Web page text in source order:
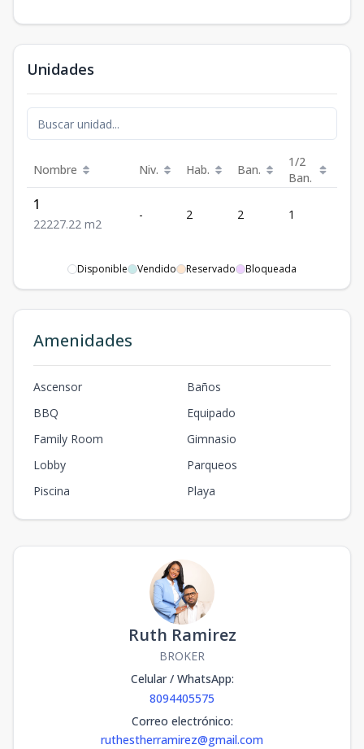
Unidades
Nombre Niv. Hab. Ban.
1/2
Ban.
1
22227.22 m2
- 2 2 1
Disponible Vendido Reservado Bloqueada
Amenidades
Ascensor
Baños
BBQ
Equipado
Family Room
Gimnasio
Lobby
Parqueos
Piscina
Playa
Ruth Ramirez
BROKER
Celular / WhatsApp:
8094405575
Correo electrónico:
ruthestherramirez@gmail.com